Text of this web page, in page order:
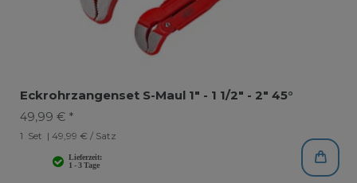
Eckrohrzangenset S-Maul 1" - 1 1/2" - 2" 45°
49,99 € *
1 Set | 49,99 € / Satz